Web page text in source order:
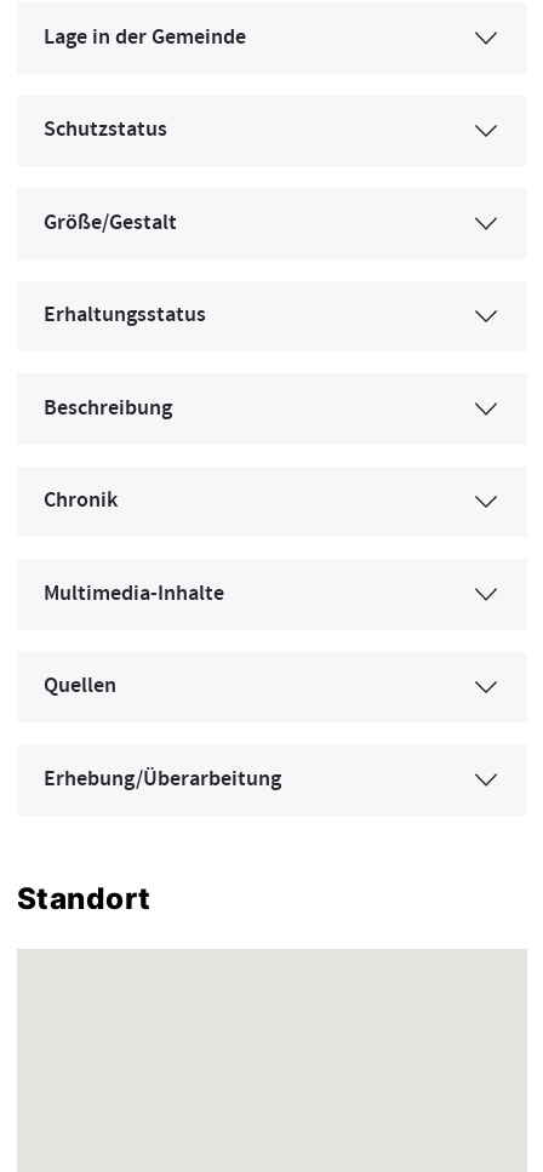
Lage in der Gemeinde
Schutzstatus
Größe/Gestalt
Erhaltungsstatus
Beschreibung
Chronik
Multimedia-Inhalte
Quellen
Erhebung/Überarbeitung
Standort